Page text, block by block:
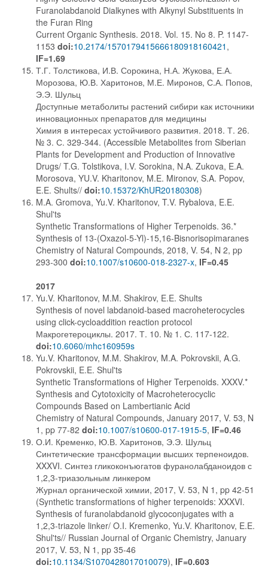
Furanolabdanoid Dialkynes with Alkynyl Substituents in
the Furan Ring
Current Organic Synthesis. 2018. Vol. 15. No 8. P. 1147-
1153 doi:10.2174/1570179415666180918160421 ,
IF=1.69
Т.Г. Толстикова, И.В. Сорокина, Н.А. Жукова, Е.А.
Морозова, Ю.В. Харитонов, М.Е. Миронов, С.А. Попов,
Э.Э. Шульц
Доступные метаболиты растений сибири как источники
инновационных препаратов для медицины
Химия в интересах устойчивого развития. 2018. Т. 26.
№ 3. С. 329-344. (Accessible Metabolites from Siberian
Plants for Development and Production of Innovative
Drugs/ T.G. Tolstikova, I.V. Sorokina, N.A. Zukova, E.A.
Morosova, YU.V. Kharitonov, M.E. Mironov, S.A. Popov,
E.E. Shults// doi:10.15372/KhUR20180308)
M.A. Gromova, Yu.V. Kharitonov, T.V. Rybalova, E.E.
Shul'ts
Synthetic Transformations of Higher Terpenoids. 36.*
Synthesis of 13-(Oxazol-5-Yl)-15,16-Bisnorisopimaranes
Chemistry of Natural Compounds, 2018, V. 54, N 2, pp
293-300 doi:10.1007/s10600-018-2327-x, IF=0.45
2017
Yu.V. Kharitonov, M.M. Shakirov, E.E. Shults
Synthesis of novel labdanoid-based macroheterocycles
using click-cycloaddition reaction protocol
Макрогетероциклы. 2017. Т. 10. № 1. С. 117-122.
doi:10.6060/mhc160959s
Yu.V. Kharitonov, M.M. Shakirov, M.A. Pokrovskii, A.G.
Pokrovskii, E.E. Shul'ts
Synthetic Transformations of Higher Terpenoids. XXXV.*
Synthesis and Cytotoxicity of Macroheterocyclic
Compounds Based on Lambertianic Acid
Chemistry of Natural Compounds, January 2017, V. 53, N
1, pp 77-82 doi:10.1007/s10600-017-1915-5, IF=0.46
О.И. Кременко, Ю.В. Харитонов, Э.Э. Шульц
Синтетические трансформации высших терпеноидов.
XXXVI. Синтез гликоконъюгатов фуранолабданоидов с
1,2,3-триазольным линкером
Журнал органической химии, 2017, V. 53, N 1, pp 42-51
(Synthetic transformations of higher terpenoids: XXXVI.
Synthesis of furanolabdanoid glycoconjugates with a
1,2,3-triazole linker/ O.I. Kremenko, Yu.V. Kharitonov, E.E.
Shul'ts// Russian Journal of Organic Chemistry, January
2017, V. 53, N 1, pp 35-46
doi:10.1134/S1070428017010079), IF=0.603